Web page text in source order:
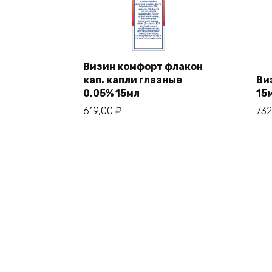
Визин комфорт флакон
кап. капли глазные
0.05% 15мл
619,00 ₽